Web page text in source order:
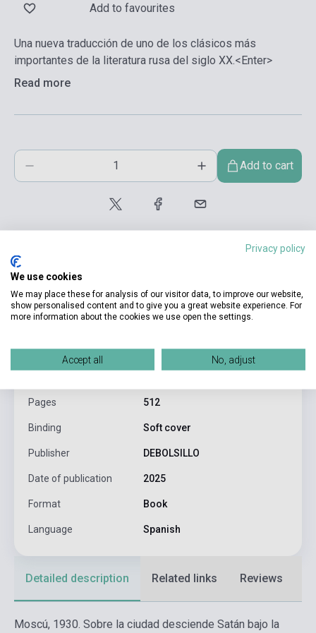
Add to favourites
Una nueva traducción de uno de los clásicos más
importantes de la literatura rusa del siglo XX.<Enter>
Read more
Add to cart
product.attributes
ISBN 9788466379915
Pages 512
Binding Soft cover
Publisher DEBOLSILLO
Date of publication 2025
Format Book
Language Spanish
Detailed description Related links Reviews
Moscú, 1930. Sobre la ciudad desciende Satán bajo la
Privacy policy
We use cookies
We may place these for analysis of our visitor data, to improve our website,
show personalised content and to give you a great website experience. For
more information about the cookies we use open the settings.
Accept all No, adjust